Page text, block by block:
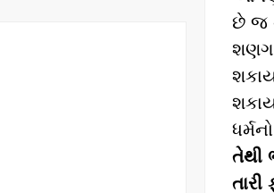
છે જ
તેથી